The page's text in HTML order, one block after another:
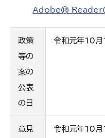
Adobe®
政策
等の
案の
公表
の日
令和元年10月
意見
令和元年10月